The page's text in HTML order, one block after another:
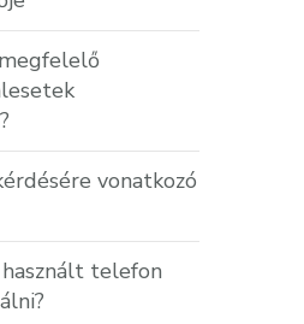
vonatkozó
telefon